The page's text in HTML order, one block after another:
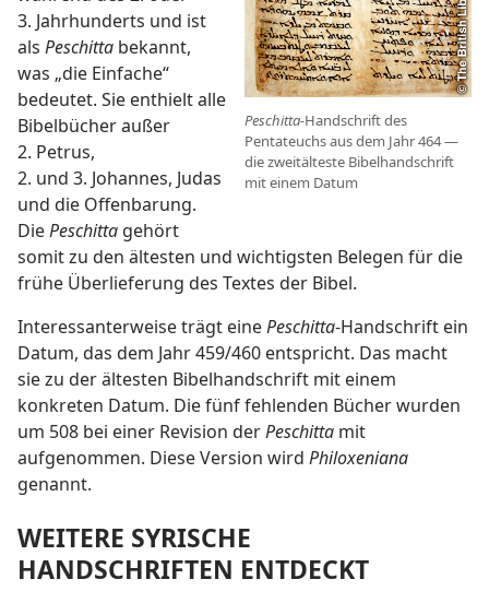
Peschitta-Handschrift des
Pentateuchs aus dem Jahr 464 —
die zweitälteste Bibelhandschrift
mit einem Datum
3. Jahrhunderts und ist
als Peschitta bekannt,
was „die Einfache“
bedeutet. Sie enthielt alle
Bibelbücher außer
2. Petrus,
2. und 3. Johannes, Judas
und die Offenbarung.
DiePeschitta gehört
somit zu den ältesten und wichtigsten Belegen für die
frühe Überlieferung des Textes der Bibel.
Interessanterweise trägt einePeschitta-Handschrift ein
Datum, das dem Jahr 459/460 entspricht. Das macht
sie zu der ältesten Bibelhandschrift mit einem
konkreten Datum. Die fünf fehlenden Bücher wurden
um 508 bei einer Revision derPeschitta mit
aufgenommen. Diese Version wird Philoxeniana
genannt.
WEITERE SYRISCHE
HANDSCHRIFTEN ENTDECKT